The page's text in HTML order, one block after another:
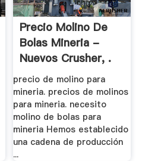
Precio Molino De
Bolas Mineria -
Nuevos Crusher, .
precio de molino para
mineria. precios de molinos
para mineria. necesito
molino de bolas para
mineria Hemos establecido
una cadena de producción
...